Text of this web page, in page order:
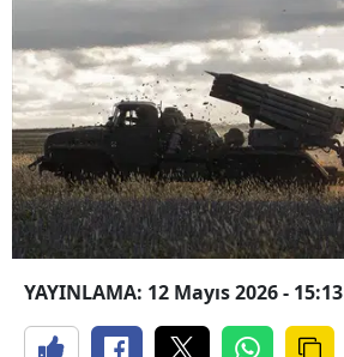
YAYINLAMA: 12 Mayıs 2026 - 15:13